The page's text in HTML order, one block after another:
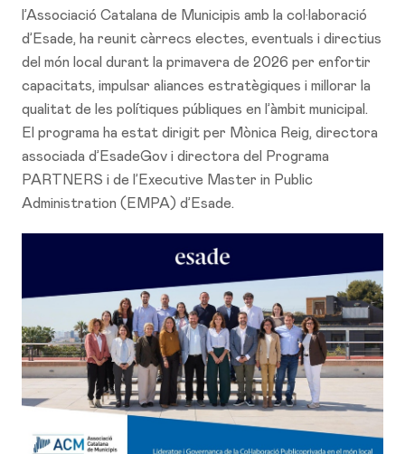
l’Associació Catalana de Municipis amb la col·laboració
d’Esade, ha reunit càrrecs electes, eventuals i directius
del món local durant la primavera de 2026 per enfortir
capacitats, impulsar aliances estratègiques i millorar la
qualitat de les polítiques públiques en l’àmbit municipal.
El programa ha estat dirigit per Mònica Reig, directora
associada d’EsadeGov i directora del Programa
PARTNERS i de l’Executive Master in Public
Administration (EMPA) d’Esade.